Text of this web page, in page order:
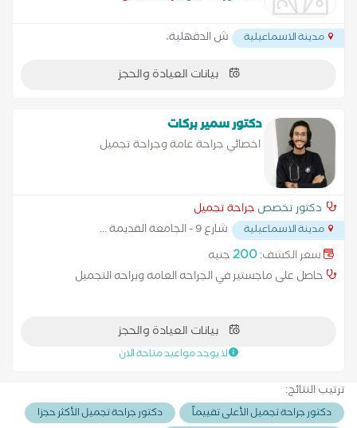
مدينة الاسماعيلية ش الدقهلية،
بيانات العيادة والحجز
دكتور سمير بركات
اخصائي جراحة عامة وجراحة تجميل
دكتور تخصص جراحة تجميل
مدينة الاسماعيلية شارع 9 - الجامعة القديمة
...
سعر الكشف:200جنيه
حاصل على ماجستير في الجراحه العامه وبراحه التجميل
بيانات العيادة والحجز
لا يوجد مواعيد متاحة الان
ترتيب النتائج:
دكتور جراحة تجميل الأعلى تقييماً
دكتور جراحة تجميل الأكثر حجزا